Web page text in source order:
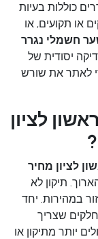
כוללות בעיות
או תקועים, או
חשמלי נגרר
יסודית של
לאתר את שורש
לציון
לציון מחיר
תיקון לא
במהירות. יחד
שצריך
יותר מתיקון או